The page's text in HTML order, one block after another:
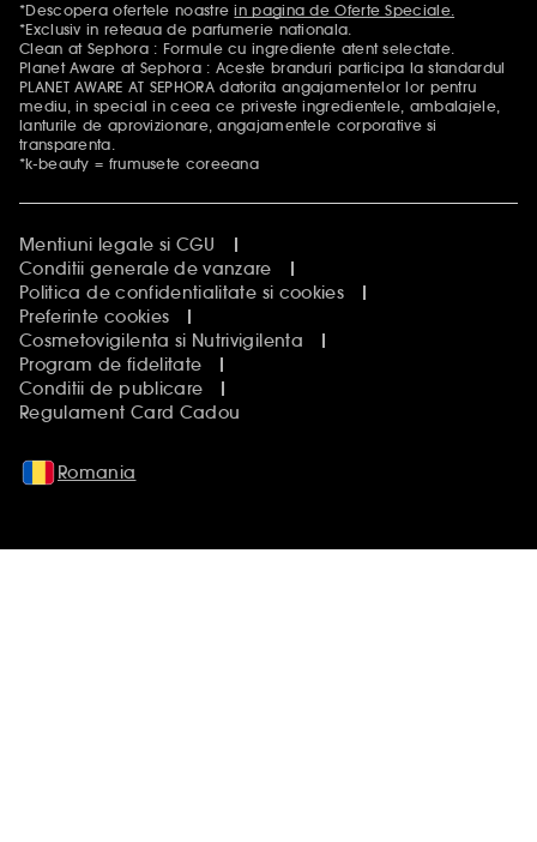
Mentiuni aditionale
*Descopera ofertele noastrein pagina de Oferte Speciale.
*Exclusiv in reteaua de parfumerie nationala.
Clean at Sephora : Formule cu ingrediente atent selectate.
Planet Aware at Sephora : Aceste branduri participa la standardul
PLANET AWARE AT SEPHORA datorita angajamentelor lor pentru
mediu, in special in ceea ce priveste ingredientele, ambalajele,
lanturile de aprovizionare, angajamentele corporative si
transparenta.
*k-beauty = frumusete coreeana
Mentiuni legale si CGU
Conditii generale de vanzare
Politica de confidentialitate si cookies
Preferinte cookies
Cosmetovigilenta si Nutrivigilenta
Program de fidelitate
Conditii de publicare
Regulament Card Cadou
Romania